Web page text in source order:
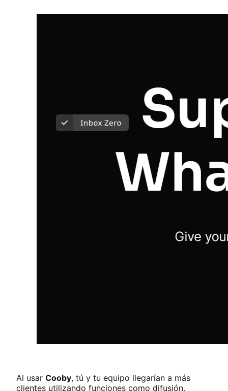
Al usar Cooby, tú y tu equipo llegarían a más
clientes utilizando funciones como difusión,